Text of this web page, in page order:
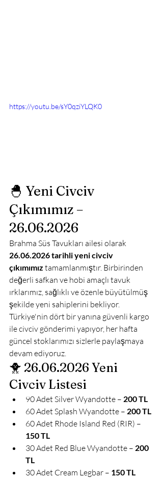
https://youtu.be/sY0qziYLQK0
🐣 Yeni Civciv
Çıkımımız –
26.06.2026
Brahma Süs Tavukları ailesi olarak
26.06.2026 tarihli yeni civciv
çıkımımız tamamlanmıştır. Birbirinden
değerli safkan ve hobi amaçlı tavuk
ırklarımız, sağlıklı ve özenle büyütülmüş
şekilde yeni sahiplerini bekliyor.
Türkiye'nin dört bir yanına güvenli kargo
ile civciv gönderimi yapıyor, her hafta
güncel stoklarımızı sizlerle paylaşmaya
devam ediyoruz.
🐥 26.06.2026 Yeni
Civciv Listesi
90 Adet Silver Wyandotte – 200 TL
60 Adet Splash Wyandotte – 200 TL
60 Adet Rhode Island Red (RIR) –
150 TL
30 Adet Red Blue Wyandotte – 200
TL
30 Adet Cream Legbar – 150 TL